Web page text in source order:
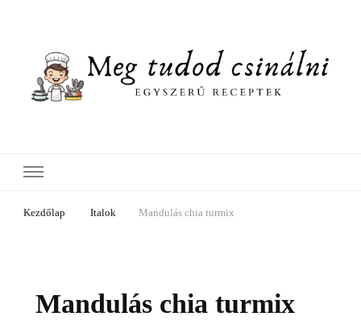
Kezdőlap Italok Mandulás chia turmix
Mandulás chia turmix